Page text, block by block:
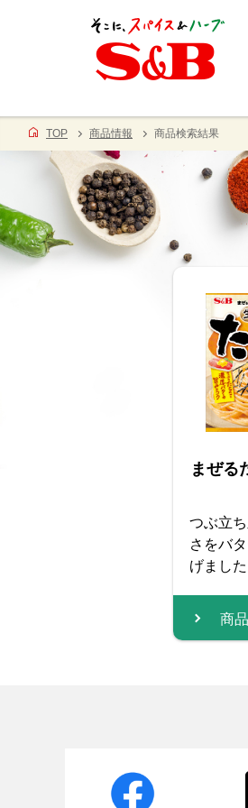
TOP 商品情報 商品検索結果
まぜる
つぶ立
さをバ
げまし
商